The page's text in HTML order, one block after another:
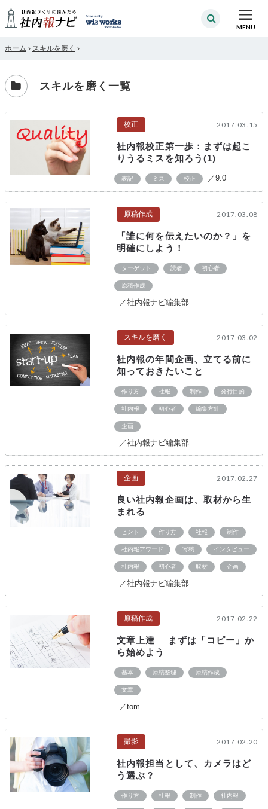
MENU
ホーム › スキルを磨く ›
スキルを磨く一覧
校正 2017.03.15
社内報校正第一歩：まずは起こ
りうるミスを知ろう(1)
表記 ミス 校正 ／9.0
原稿作成 2017.03.08
「誰に何を伝えたいのか？」を
明確にしよう！
ターゲット 読者 初心者
原稿作成
／社内報ナビ編集部
スキルを磨く 2017.03.02
社内報の年間企画、立てる前に
知っておきたいこと
作り方 社報 制作 発行目的
社内報 初心者 編集方針
企画
／社内報ナビ編集部
企画 2017.02.27
良い社内報企画は、取材から生
まれる
ヒント 作り方 社報 制作
社内報アワード 寄稿 インタビュー
社内報 初心者 取材 企画
／社内報ナビ編集部
原稿作成 2017.02.22
文章上達 まずは「コピー」か
ら始めよう
基本 原稿整理 原稿作成
文章
／tom
撮影 2017.02.20
社内報担当として、カメラはど
う選ぶ？
作り方 社報 制作 社内報